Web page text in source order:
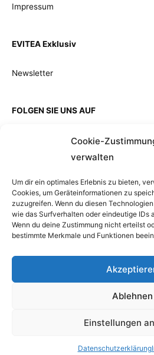
Cookie-
verwalten
Um dir ein optimales Erlebnis zu bieten,
Cookies, um Geräteinformationen zu
zuzugreifen. Wenn du diesen
wie das Surfverhalten oder eindeutige IDs
Wenn du deine Zustimmung nicht erteilst
bestimmte Merkmale und Funktionen
Ablehnen
Einstellungen
Datenschutzerklärung
Impressum
EVITEA Exklusiv
Newsletter
FOLGEN SIE UNS AUF
Copyright © 2026 BlueHarbour